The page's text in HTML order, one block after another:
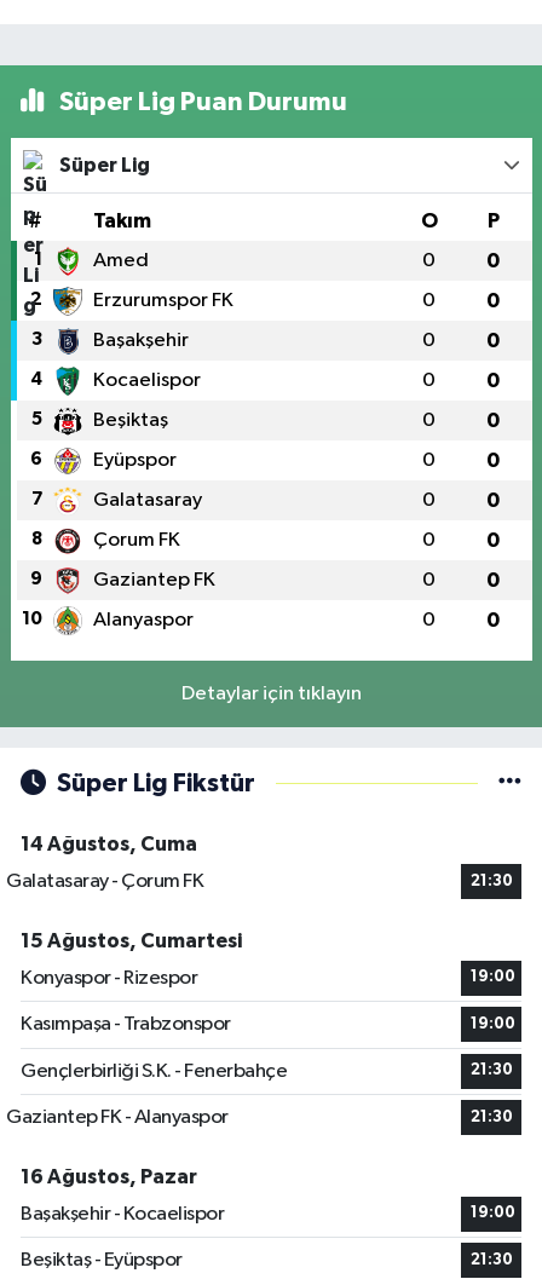
Süper Lig Puan Durumu
Süper Lig
# Takım O P
1 Amed 0 0
2 Erzurumspor FK 0 0
3 Başakşehir 0 0
4 Kocaelispor 0 0
5 Beşiktaş 0 0
6 Eyüpspor 0 0
7 Galatasaray 0 0
8 Çorum FK 0 0
9 Gaziantep FK 0 0
10 Alanyaspor 0 0
Detaylar için tıklayın
Süper Lig Fikstür
14 Ağustos, Cuma
Galatasaray - Çorum FK
21:30
15 Ağustos, Cumartesi
Konyaspor - Rizespor
19:00
Kasımpaşa - Trabzonspor 19:00
Gençlerbirliği S.K. - Fenerbahçe 21:30
Gaziantep FK - Alanyaspor 21:30
16 Ağustos, Pazar
Başakşehir - Kocaelispor
19:00
Beşiktaş - Eyüpspor 21:30